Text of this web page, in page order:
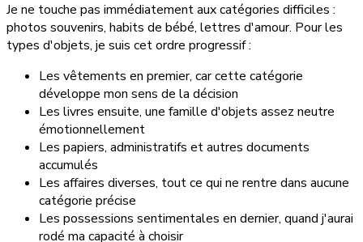
Je ne touche pas immédiatement aux catégories difficiles :
photos souvenirs, habits de bébé, lettres d'amour. Pour les
types d'objets, je suis cet ordre progressif :
Les vêtements en premier, car cette catégorie
développe mon sens de la décision
Les livres ensuite, une famille d'objets assez neutre
émotionnellement
Les papiers, administratifs et autres documents
accumulés
Les affaires diverses, tout ce qui ne rentre dans aucune
catégorie précise
Les possessions sentimentales en dernier, quand j'aurai
rodé ma capacité à choisir